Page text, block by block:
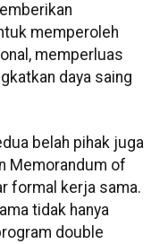
memperoleh
memperluas
daya saing
belah pihak juga
Memorandum of
formal kerja sama.
tidak hanya
double